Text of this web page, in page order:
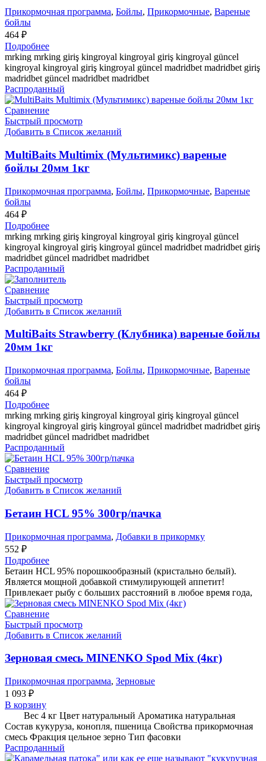
Прикормочная программа, Бойлы, Прикормочные, Вареные
бойлы
464 ₽
Подробнее
mrking mrking giriş kingroyal kingroyal giriş kingroyal güncel
kingroyal kingroyal giriş kingroyal güncel madridbet madridbet giriş
madridbet güncel madridbet madridbet
Распроданный
Сравнение
Быстрый просмотр
Добавить в Список желаний
MultiBaits Multimix (Мультимикс) вареные
бойлы 20мм 1кг
Прикормочная программа, Бойлы, Прикормочные, Вареные
бойлы
464 ₽
Подробнее
mrking mrking giriş kingroyal kingroyal giriş kingroyal güncel
kingroyal kingroyal giriş kingroyal güncel madridbet madridbet giriş
madridbet güncel madridbet madridbet
Распроданный
Сравнение
Быстрый просмотр
Добавить в Список желаний
MultiBaits Strawberry (Клубника) вареные бойлы
20мм 1кг
Прикормочная программа, Бойлы, Прикормочные, Вареные
бойлы
464 ₽
Подробнее
mrking mrking giriş kingroyal kingroyal giriş kingroyal güncel
kingroyal kingroyal giriş kingroyal güncel madridbet madridbet giriş
madridbet güncel madridbet madridbet
Распроданный
Сравнение
Быстрый просмотр
Добавить в Список желаний
Бетаин HCL 95% 300гр/пачка
Прикормочная программа, Добавки в прикормку
552 ₽
Подробнее
Бетаин HCL 95% порошкообразный (кристально белый).
Является мощной добавкой стимулирующей аппетит!
Привлекает рыбу с больших расстояний в любое время года,
Сравнение
Быстрый просмотр
Добавить в Список желаний
Зерновая смесь MINENKO Spod Mix (4кг)
Прикормочная программа, Зерновые
1 093 ₽
В корзину
Вес 4 кг Цвет натуральный Ароматика натуральная
Состав кукуруза, конопля, пшеница Свойства прикормочная
смесь Фракция цельное зерно Тип фасовки
Распроданный